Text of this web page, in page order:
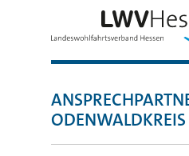
ODENWALDKREIS